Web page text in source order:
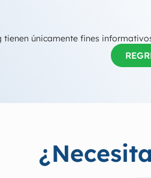
tienen únicamente fines